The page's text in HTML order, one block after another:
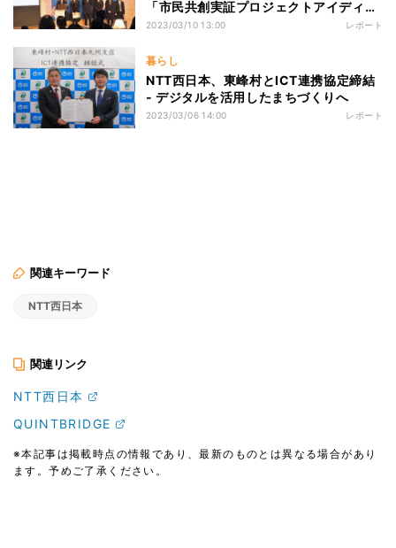
「市民共創実証プロジェクトアイディア
発表会」を開催
2023/03/10 13:00 レポート
暮らし
NTT西日本、東峰村とICT連携協定締結
- デジタルを活用したまちづくりへ
2023/03/06 14:00 レポート
関連キーワード
NTT西日本
関連リンク
NTT西日本
QUINTBRIDGE
※本記事は掲載時点の情報であり、最新のものとは異なる場合があり
ます。予めご了承ください。